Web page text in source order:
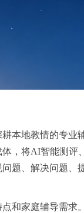
本地教情的专业
，将AI智能测评
题、解决问题、
和家庭辅导需求